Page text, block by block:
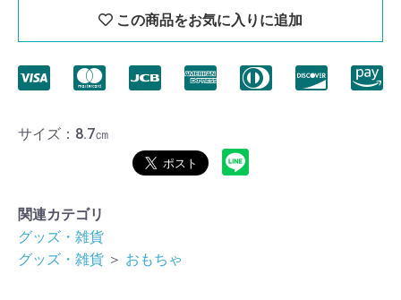
この商品をお気に入りに追加
サイズ：8.7㎝
関連カテゴリ
グッズ・雑貨
グッズ・雑貨 ＞ おもちゃ